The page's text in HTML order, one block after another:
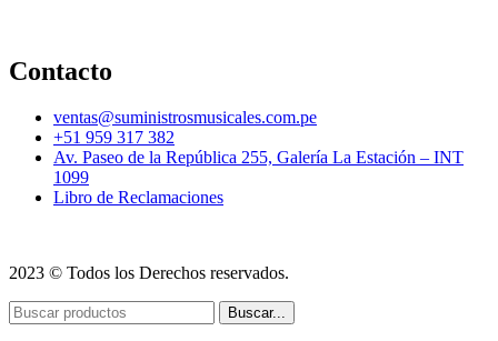
Contacto
ventas@suministrosmusicales.com.pe
+51 959 317 382
Av. Paseo de la República 255, Galería La Estación – INT
1099
Libro de Reclamaciones
2023 © Todos los Derechos reservados.
Buscar...